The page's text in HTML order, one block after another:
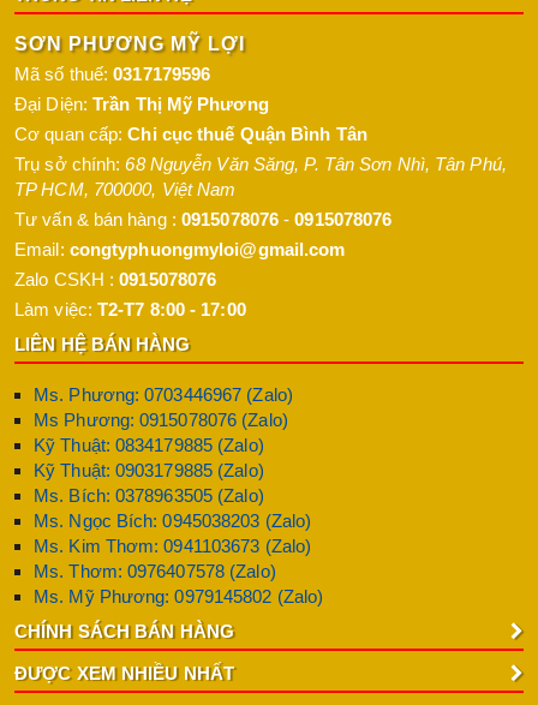
SƠN PHƯƠNG MỸ LỢI
Mã số thuế:0317179596
Đại Diện: Trần Thị Mỹ Phương
Cơ quan cấp:Chi cục thuế Quận Bình Tân
Trụ sở chính:68 Nguyễn Văn Săng, P. Tân Sơn Nhì, Tân Phú,
TP HCM, 700000, Việt Nam
Tư vấn & bán hàng : 0915078076 -0915078076
Email: congtyphuongmyloi@gmail.com
Zalo CSKH :0915078076
Làm việc: T2-T7 8:00 - 17:00
LIÊN HỆ BÁN HÀNG
Ms. Phương: 0703446967 (Zalo)
Ms Phương: 0915078076 (Zalo)
Kỹ Thuật: 0834179885 (Zalo)
Kỹ Thuật: 0903179885 (Zalo)
Ms. Bích: 0378963505 (Zalo)
Ms. Ngọc Bích: 0945038203 (Zalo)
Ms. Kim Thơm: 0941103673 (Zalo)
Ms. Thơm: 0976407578 (Zalo)
Ms. Mỹ Phương: 0979145802 (Zalo)
CHÍNH SÁCH BÁN HÀNG
ĐƯỢC XEM NHIỀU NHẤT